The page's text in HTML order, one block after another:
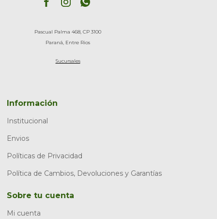
Pascual Palma 468, CP 3100
Paraná, Entre Rios
Sucursales
Información
Institucional
Envios
Políticas de Privacidad
Política de Cambios, Devoluciones y Garantías
Sobre tu cuenta
Mi cuenta